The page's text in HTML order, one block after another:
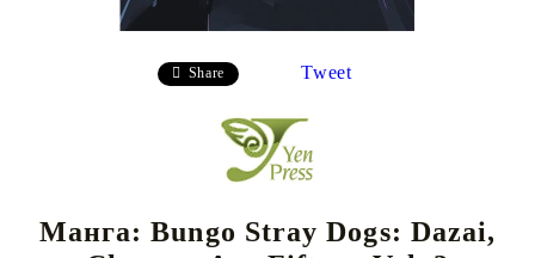
Share Tweet
Манга: Bungo Stray Dogs: Dazai,